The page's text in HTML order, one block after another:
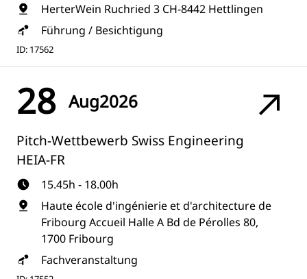
HerterWein Ruchried 3 CH-8442 Hettlingen
Führung / Besichtigung
ID: 17562
28 Aug2026
Pitch-Wettbewerb Swiss Engineering
HEIA-FR
15.45h - 18.00h
Haute école d'ingénierie et d'architecture de
Fribourg Accueil Halle A Bd de Pérolles 80,
1700 Fribourg
Fachveranstaltung